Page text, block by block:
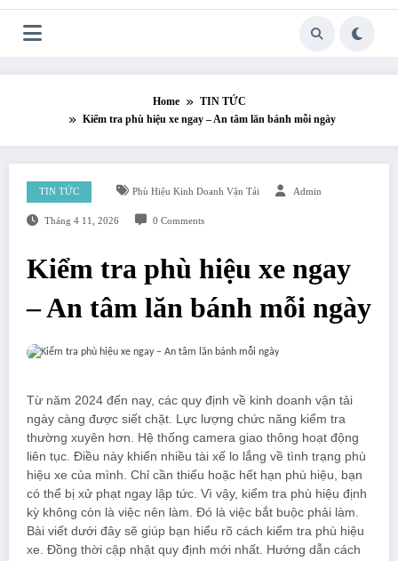
Skip
content
Home
TIN TỨC
Kiểm tra phù hiệu xe ngay – An tâm lăn bánh mỗi ngày
TIN TỨC Phù Hiệu Kinh Doanh Vận Tải Admin
Tháng 4 11, 2026 0 Comments
Kiểm tra phù hiệu xe ngay
– An tâm lăn bánh mỗi ngày
Từ năm 2024 đến nay, các quy định về kinh doanh vận tải
ngày càng được siết chặt. Lực lượng chức năng kiểm tra
thường xuyên hơn. Hệ thống camera giao thông hoạt động
liên tục. Điều này khiến nhiều tài xế lo lắng về tình trạng phù
hiệu xe của mình. Chỉ cần thiếu hoặc hết hạn phù hiệu, bạn
có thể bị xử phạt ngay lập tức. Vì vậy, kiểm tra phù hiệu định
kỳ không còn là việc nên làm. Đó là việc bắt buộc phải làm.
Bài viết dưới đây sẽ giúp bạn hiểu rõ cách kiểm tra phù hiệu
xe. Đồng thời cập nhật quy định mới nhất. Hướng dẫn cách